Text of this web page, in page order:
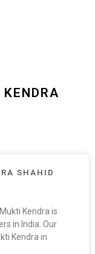
SHAHID
Kendra is
in India. Our
Kendra in